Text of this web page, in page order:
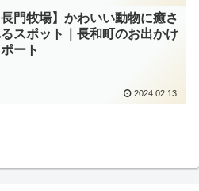
長門牧場】かわいい動物に癒さ
スポット｜長和町のお出かけ
ート
2024.02.13